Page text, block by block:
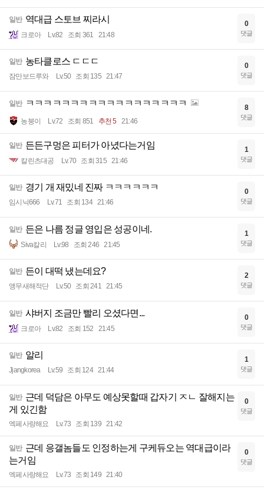
일반 역대급 스토브 찌라시
크로아 Lv.82 조회 361 21:48
0
댓글
일반 농타클로스 ㄷㄷㄷ
잠만보드루와 Lv.50 조회 135 21:47
0
댓글
일반 ㅋㅋㅋㅋㅋㅋㅋㅋㅋㅋㅋㅋㅋㅋㅋㅋㅋㅋ
농붕이 Lv.72 조회 851 추천 5 21:46
8
댓글
일반 든든구멍은 피터가 아녔다는거임
칼린츠대공 Lv.70 조회 315 21:46
1
댓글
일반 경기 개 재밌네 진짜 ㅋㅋㅋㅋㅋㅋ
임시닉666 Lv.71 조회 134 21:46
0
댓글
일반 든은 나름 정글 영입은 성공이네.
Siva칼리 Lv.98 조회 246 21:45
1
댓글
일반 든이 대떡 냈는데요?
앵무새해적단 Lv.50 조회 241 21:45
2
댓글
일반 샤버지 조금만 빨리 오셨다면...
크로아 Lv.82 조회 152 21:45
0
댓글
일반 알리
Jjangkorea Lv.59 조회 124 21:44
1
댓글
일반 근데 덕담은 아무도 예상못할때 갑자기 ㅈㄴ 잘해지는
게 있긴함
엑페사랑해요 Lv.73 조회 139 21:42
0
댓글
일반 근데 응갤놈들도 인정하는게 구케듀오는 역대급이라
는거임
엑페사랑해요 Lv.73 조회 149 21:40
0
댓글